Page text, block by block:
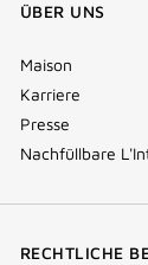
ÜBER UNS
Maison
Karriere
Presse
Nachfüllbare
RECHTLICHE